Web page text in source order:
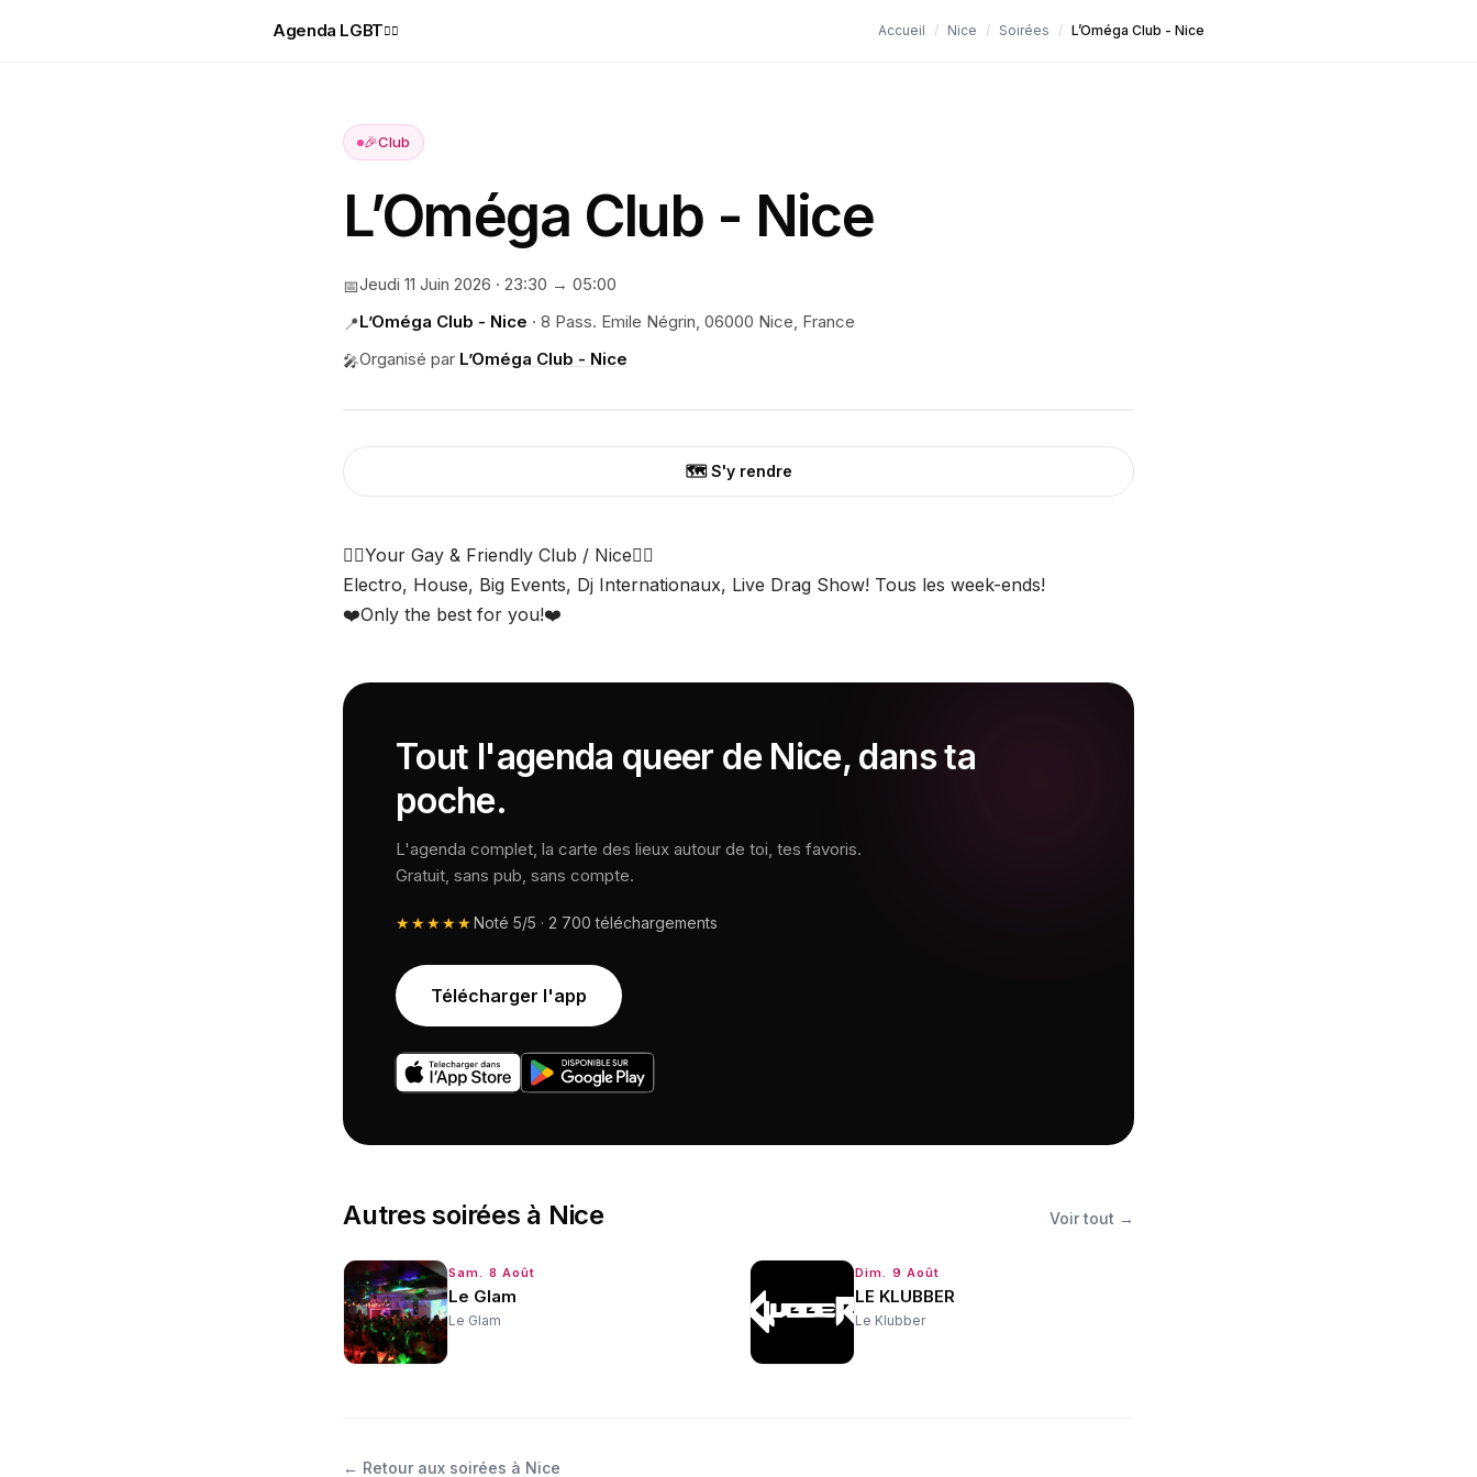
Agenda LGBT🏳️‍🌈 Accueil / Nice / Soirées / L’Oméga Club - Nice
🎉Club
L’Oméga Club - Nice
📅Jeudi 11 Juin 2026 · 23:30 → 05:00
📍L’Oméga Club - Nice · 8 Pass. Emile Négrin, 06000 Nice, France
🎤Organisé par L’Oméga Club - Nice
🗺️ S'y rendre
🏳️‍🌈Your Gay & Friendly Club / Nice🏳️‍🌈
Electro, House, Big Events, Dj Internationaux, Live Drag Show! Tous les week-ends!
❤️Only the best for you!❤️
Tout l'agenda queer de Nice, dans ta
poche.
L'agenda complet, la carte des lieux autour de toi, tes favoris.
Gratuit, sans pub, sans compte.
★★★★★Noté 5/5 · 2 700 téléchargements
Télécharger l'app
Autressoirées à Nice Voir tout →
Sam. 8 Août
Le Glam
Le Glam
Dim. 9 Août
LE KLUBBER
Le Klubber
← Retour aux soirées à Nice